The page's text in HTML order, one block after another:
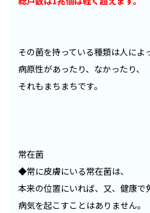
その菌を持っている種類は人によ
病原性があったり、なかったり、
それもまちまちです。
常在菌
◆常に皮膚にいる常在菌は、
本来の位置にいれば、又、健康で
病気を起こすことはありません。